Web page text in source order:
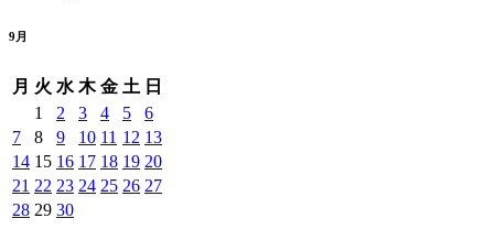
9 月
月 火 水 木 金 土 日
1
2 3 4 5
6
7
8 9 10 11 12 13
14 15 16 17 18 19 20
21 22 23 24 25 26 27
28 29 30